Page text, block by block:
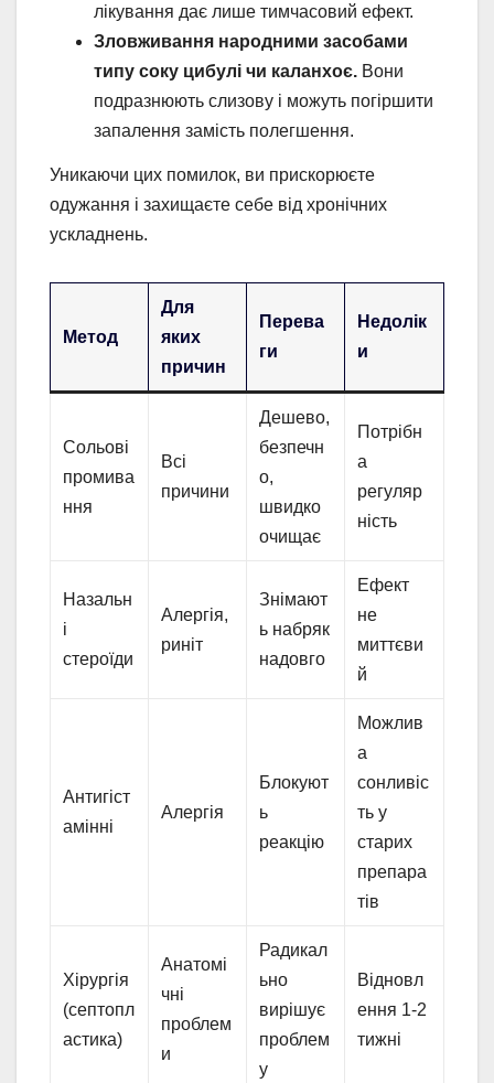
лікування дає лише тимчасовий ефект.
Зловживання народними засобами
типу соку цибулі чи каланхоє. Вони
подразнюють слизову і можуть погіршити
запалення замість полегшення.
Уникаючи цих помилок, ви прискорюєте
одужання і захищаєте себе від хронічних
ускладнень.
Метод
Для
яких
причин
Перева
ги
Недолік
и
Сольові
промива
ння
Всі
причини
Дешево,
безпечн
о,
швидко
очищає
Потрібн
а
регуляр
ність
Назальн
і
стероїди
Алергія,
риніт
Знімают
ь набряк
надовго
Ефект
не
миттєви
й
Антигіст
амінні
Алергія
Блокуют
ь
реакцію
Можлив
а
сонливіс
ть у
старих
препара
тів
Хірургія
(септопл
астика)
Анатомі
чні
проблем
и
Радикал
ьно
вирішує
проблем
у
Відновл
ення 1-2
тижні